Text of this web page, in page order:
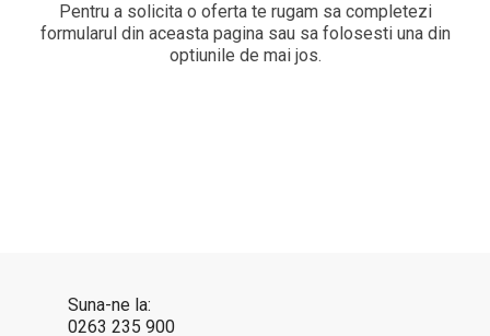
Pentru a solicita o oferta te rugam sa completezi
formularul din aceasta pagina sau sa folosesti una din
optiunile de mai jos.
Suna-ne la:
0263 235 900